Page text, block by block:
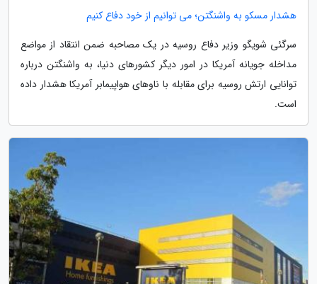
هشدار مسکو به واشنگتن؛ می توانیم از خود دفاع کنیم
سرگئی شویگو وزیر دفاع روسیه در یک مصاحبه ضمن انتقاد از مواضع
مداخله جویانه آمریکا در امور دیگر کشورهای دنیا، به واشنگتن درباره
توانایی ارتش روسیه برای مقابله با ناوهای هواپیمابر آمریکا هشدار داده
است.